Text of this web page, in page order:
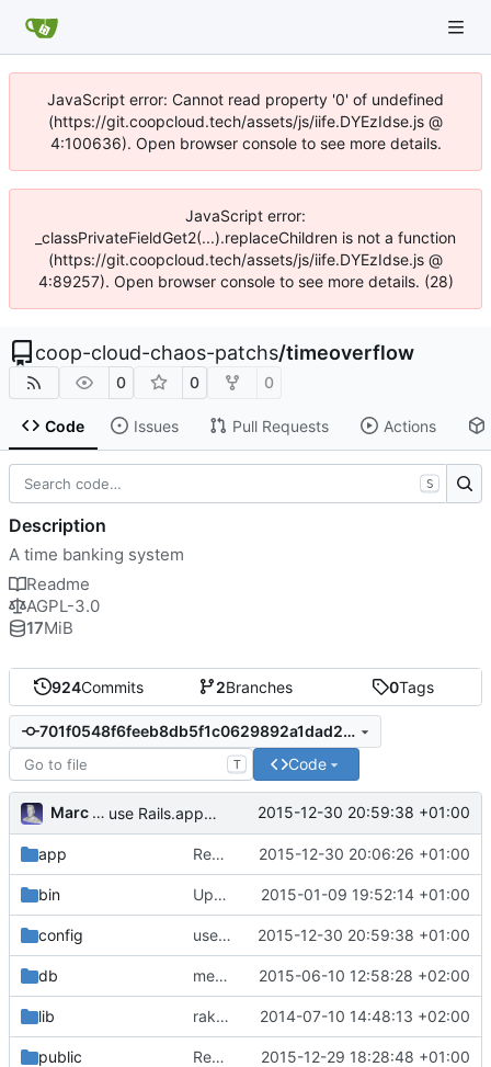
JavaScript error: Cannot read property '0' of undefined
(https://git.coopcloud.tech/assets/js/iife.DYEzIdse.js @
4:100636). Open browser console to see more details.
JavaScript error:
_classPrivateFieldGet2(...).replaceChildren is not a function
(https://git.coopcloud.tech/assets/js/iife.DYEzIdse.js @
4:89257). Open browser console to see more details. (28)
coop-cloud-chaos-patchs/timeoverflow
0 0 0
Code Issues Pull Requests Actions
924Commits 2Branches 0Tags
701f0548f6feeb8db5f1c0629892a1dad2ade37e
T Code
Marc Anguera Insa use Rails.application instead of Timeoverflow::Application 2015-12-30 20:59:38 +01:00
app Report layout: use styles from main layout 2015-12-30 20:06:26 +01:00
bin Upgrade to Rails 4.2; review app skeleton ( 2015-01-09 19:52:14 +01:00
config use Rails.application instead of Timeoverflow::Application 2015-12-30 20:59:38 +01:00
db mensajePequeños retoques en el listado de posts y en el footer 2015-06-10 12:58:28 +02:00
lib rake-based after-deploy hook - gems are not available outside it 2014-07-10 14:48:13 +02:00
public Remove more unused images and default public/index.html 2015-12-29 18:28:48 +01:00
S
Description
A time banking system
Readme
AGPL-3.0
17MiB